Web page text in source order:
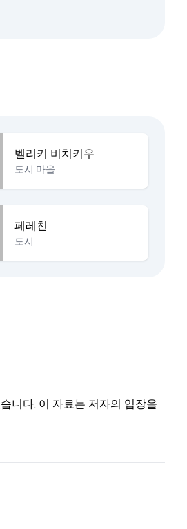
벨리키 비치키우
도시 마을
페레친
도시
니다. 이 자료는 저자의 입장을